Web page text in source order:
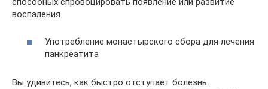
воспаления.
Употребление монастырского сбора для лечения
панкреатита
Вы удивитесь, как быстро отступает болезнь.